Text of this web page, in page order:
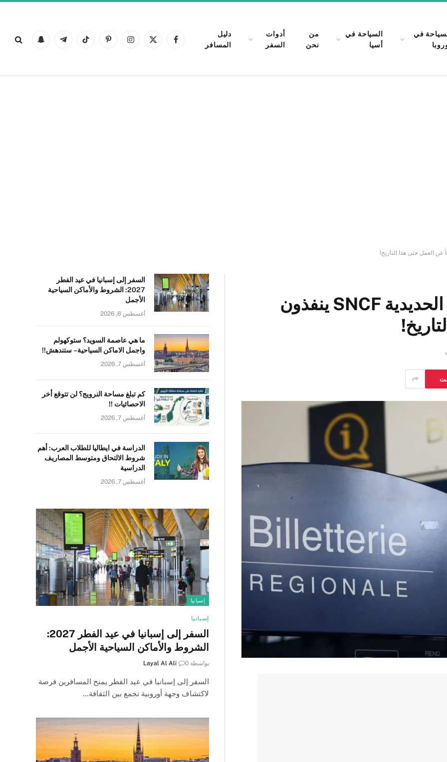
في
السياحة في
أسيا
من
نحن
أدوات
السفر
دليل
المسافر
فيسبوكX
الانستغرامبينتيريستتيكتوك تيلقرام Snapchat
العاملون في شركة السكك الحديدية SNCF ينفذون
السفر إلى إسبانيا في عيد الفطر
2027: الشروط والأماكن السياحية
الأجمل
أغسطس 8, 2026
ما هي عاصمة السويد؟ ستوكهولم
واجمل الاماكن السياحية – ستندهش!!
أغسطس 7, 2026
كم تبلغ مساحة النرويج؟ لن تتوقع أخر
الاحصائيات !!
أغسطس 7, 2026
الدراسة في ايطاليا للطلاب العرب: أهم
شروط الالتحاق ومتوسط المصاريف
الدراسية
أغسطس 7, 2026
إسبانيا
إسبانيا
السفر إلى إسبانيا في عيد الفطر 2027:
الشروط والأماكن السياحية الأجمل
بواسطة Layal Al Ali 0
السفر إلى إسبانيا في عيد الفطر يمنح المسافرين فرصة
لاكتشاف وجهة أوروبية تجمع بين الثقافة…